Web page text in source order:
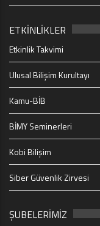
ETKİNLİKLER
Etkinlik Takvimi
Ulusal Bilişim Kurultayı
Kamu-BİB
BİMY Seminerleri
Kobi Bilişim
Siber Güvenlik Zirvesi
ŞUBELERİMİZ